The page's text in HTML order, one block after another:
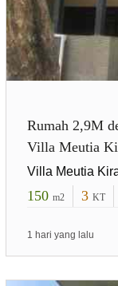
Rumah 2,9M
Villa Meutia
Villa Meutia
150 m2 3 KT
1 hari yang lalu